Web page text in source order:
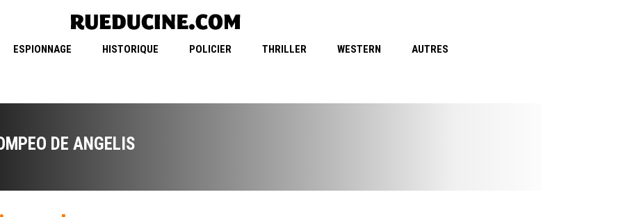
ESPIONNAGE HISTORIQUE POLICIER THRILLER WESTERN AUTRES
DE ANGELIS